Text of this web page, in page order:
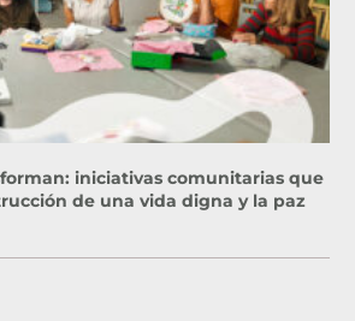
iniciativas comunitarias que
de una vida digna y la paz